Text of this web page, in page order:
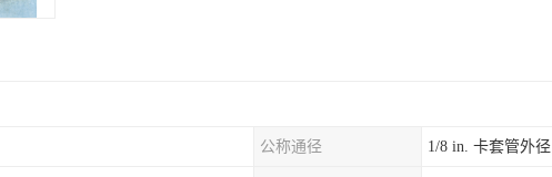
公称通径 1/8 in. 卡套管外径